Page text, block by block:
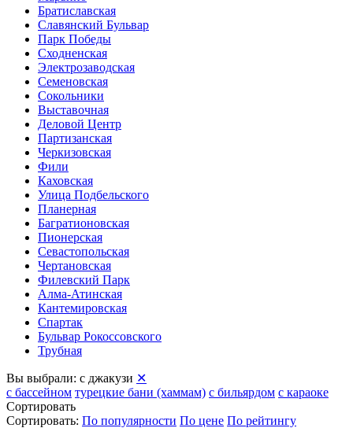
Братиславская
Славянский Бульвар
Парк Победы
Сходненская
Электрозаводская
Семеновская
Сокольники
Выставочная
Деловой Центр
Партизанская
Черкизовская
Фили
Каховская
Улица Подбельского
Планерная
Багратионовская
Пионерская
Севастопольская
Чертановская
Филевский Парк
Алма-Атинская
Кантемировская
Спартак
Бульвар Рокоссовского
Трубная
Вы выбрали: с джакузи ✕
с бассейном турецкие бани (хаммам) с бильярдом с караоке
Сортировать
Сортировать: По популярности По цене По рейтингу